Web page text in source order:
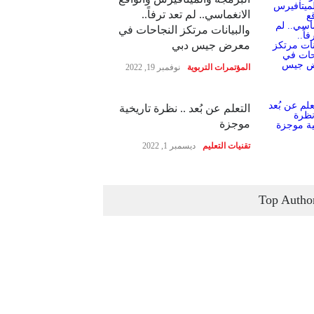
الانغماسي.. لم تعد ترفاً..
والبيانات مرتكز النجاحات في
معرض جيس دبي
المؤتمرات التربوية نوفمبر 19, 2022
التعلم عن بُعد .. نظرة تاريخية
موجزة
تقنيات التعليم ديسمبر 1, 2022
Top